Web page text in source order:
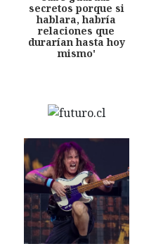
secretos porque si
hablara, habría
relaciones que
durarían hasta hoy
mismo'